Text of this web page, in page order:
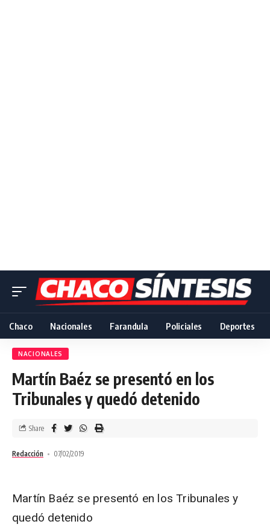
Chaco Nacionales Farandula Policiales Deportes
NACIONALES
Martín Baéz se presentó en los
Tribunales y quedó detenido
Redacción 07/02/2019
Share
Martín Baéz se presentó en los Tribunales y
quedó detenido